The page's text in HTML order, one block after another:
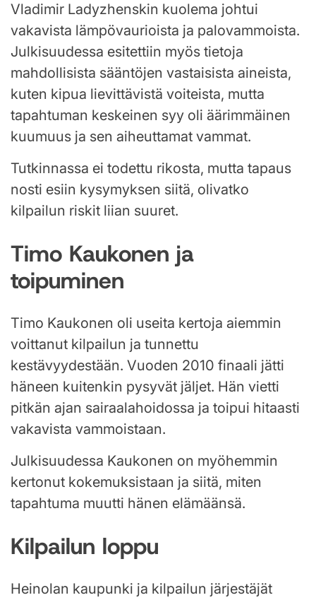
Vladimir Ladyzhenskin kuolema johtui
vakavista lämpövaurioista ja palovammoista.
Julkisuudessa esitettiin myös tietoja
mahdollisista sääntöjen vastaisista aineista,
kuten kipua lievittävistä voiteista, mutta
tapahtuman keskeinen syy oli äärimmäinen
kuumuus ja sen aiheuttamat vammat.
Tutkinnassa ei todettu rikosta, mutta tapaus
nosti esiin kysymyksen siitä, olivatko
kilpailun riskit liian suuret.
Timo Kaukonen ja
toipuminen
Timo Kaukonen oli useita kertoja aiemmin
voittanut kilpailun ja tunnettu
kestävyydestään. Vuoden 2010 finaali jätti
häneen kuitenkin pysyvät jäljet. Hän vietti
pitkän ajan sairaalahoidossa ja toipui hitaasti
vakavista vammoistaan.
Julkisuudessa Kaukonen on myöhemmin
kertonut kokemuksistaan ja siitä, miten
tapahtuma muutti hänen elämäänsä.
Kilpailun loppu
Heinolan kaupunki ja kilpailun järjestäjät